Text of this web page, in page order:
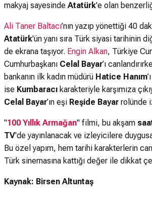
makyaj sayesinde Atatürk'e olan
Ali Taner Baltacı’nın yazıp yönettiği 40
Atatürk'ün yanı sıra Türk siyasi tarihinin
de ekrana taşıyor. Engin Alkan, Türkiye
Cumhurbaşkanı Celal Bayar’ı
bankanın ilk kadın müdürü Hatice Hanım
ise Kumbaracı karakteriyle karşımıza
Celal Bayar’ın eşi Reşide Bayar rolünde
"100 Yıllık Armağan" filmi, bu akşam
TV'de yayınlanacak ve izleyicilere
Bu özel yapım, hem tarihi karakterlerin
Türk sinemasına kattığı değer ile dikkat
Kaynak: Birsen Altuntaş